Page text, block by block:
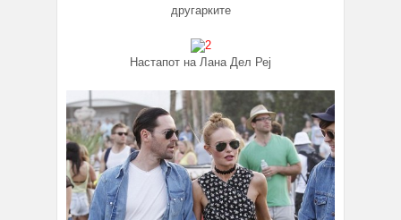
другарките
Настапот на Лана Дел Реј